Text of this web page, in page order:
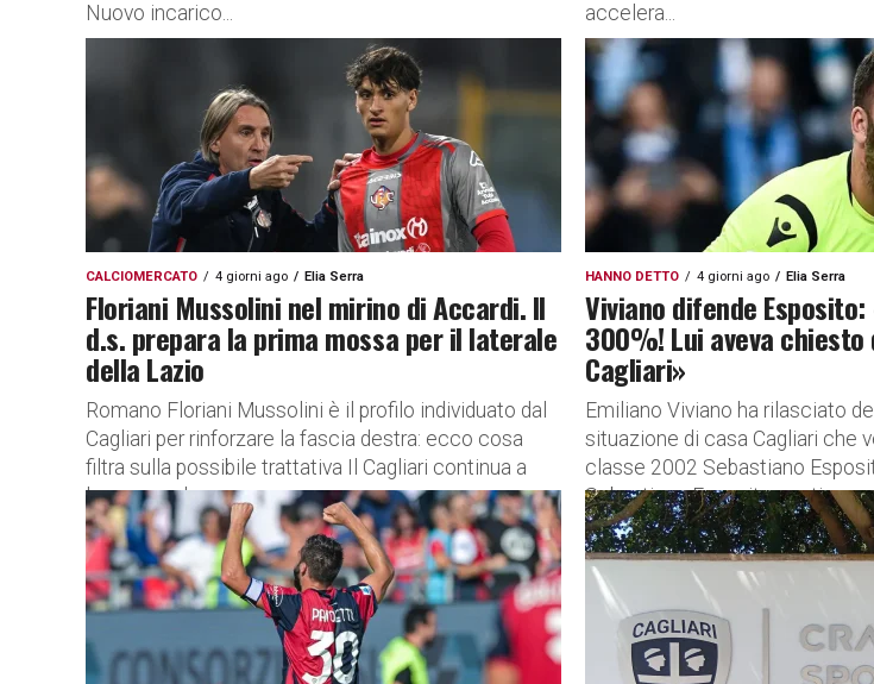
Nuovo incarico...
accelera...
CALCIOMERCATO 4 giorni ago Elia Serra
Floriani Mussolini nel mirino di Accardi. Il
d.s. prepara la prima mossa per il laterale
della Lazio
Romano Floriani Mussolini è il profilo individuato dal
Cagliari per rinforzare la fascia destra: ecco cosa
filtra sulla possibile trattativa Il Cagliari continua a
lavorare sul...
HANNO DETTO 4 giorni ago Elia Serra
Viviano difende
300%! Lui aveva
Cagliari»
Emiliano Viviano ha rilasciato
situazione di casa Cagliari che
classe 2002 Sebastiano
Sebastiano Esposito continua